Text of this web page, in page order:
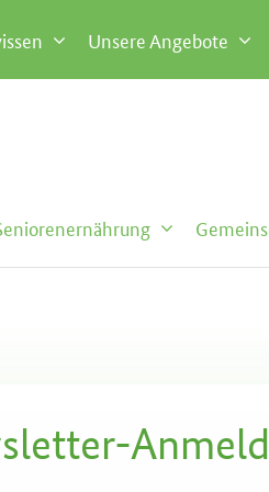
Unsere Angebote